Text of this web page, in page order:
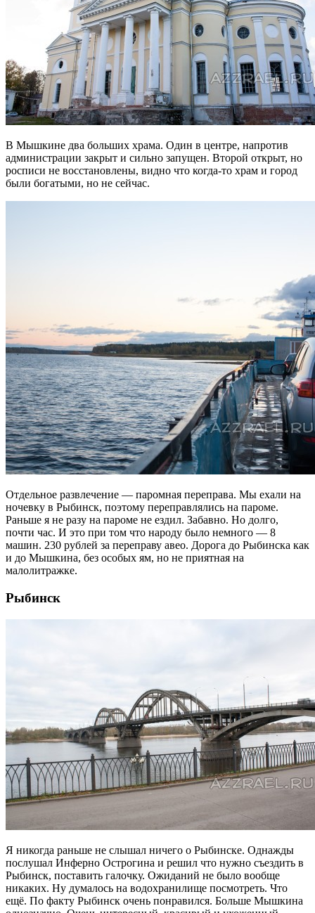
В Мышкине два больших храма. Один в центре, напротив
администрации закрыт и сильно запущен. Второй открыт, но
росписи не восстановлены, видно что когда-то храм и город
были богатыми, но не сейчас.
Отдельное развлечение — паромная переправа. Мы ехали на
ночевку в Рыбинск, поэтому переправлялись на пароме.
Раньше я не разу на пароме не ездил. Забавно. Но долго,
почти час. И это при том что народу было немного — 8
машин. 230 рублей за переправу авео. Дорога до Рыбинска как
и до Мышкина, без особых ям, но не приятная на
малолитражке.
Рыбинск
Я никогда раньше не слышал ничего о Рыбинске. Однажды
послушал Инферно Острогина и решил что нужно съездить в
Рыбинск, поставить галочку. Ожиданий не было вообще
никаких. Ну думалось на водохранилище посмотреть. Что
ещё. По факту Рыбинск очень понравился. Больше Мышкина